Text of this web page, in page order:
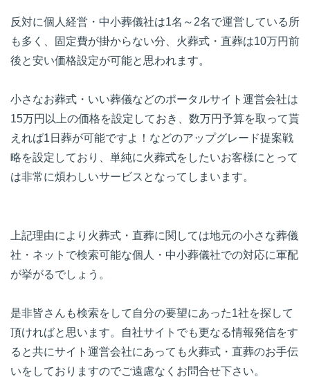
反対に個人経営・中小葬儀社は1名～2名で運営している所
も多く、固定費が掛からない分、火葬式・直葬は10万円前
後と安い価格設定が可能と思われます。
小さなお葬式・いい葬儀などのポータルサイト運営会社は
15万円以上の価格を設定しておき、数万円予算を取って貰
えれば1日葬が可能ですよ！などのアップグレード提案戦
略を設定しており、単純に火葬式をしたいお客様にとって
は非常に煩わしいサービスとなってしまいます。
上記理由により火葬式・直葬に関しては地元の小さな葬儀
社・ネットで検索可能な個人・中小葬儀社での対応に軍配
が挙がるでしょう。
是非皆さんも検索をして自分の要望にあった1社を探して
頂ければと思います。自社サイトでも更なる情報発信をす
ると共にサイト運営会社にあっても火葬式・直葬のお手伝
いをしておりますのでご遠慮なくお問合せ下さい。